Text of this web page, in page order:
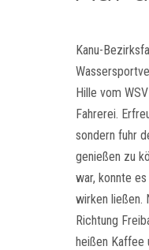
Kanu-
Hille vom
Fahrerei.
sondern fuhr
genießen zu
war, konnte
wirken ließen.
Richtung
heißen Kaffee